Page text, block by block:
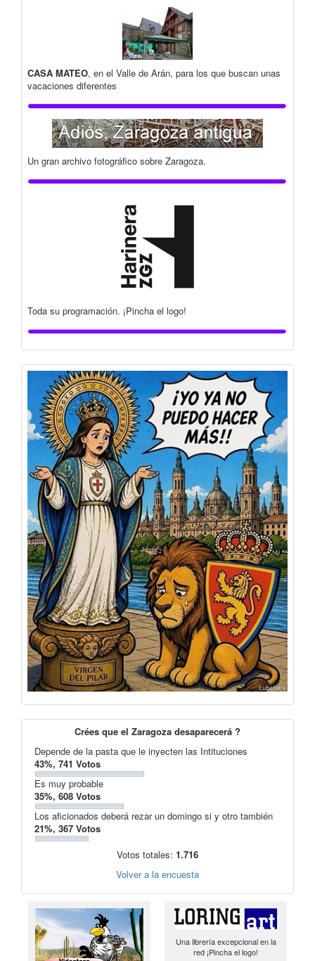
CASA MATEO, en el Valle de Arán, para los que buscan unas
vacaciones diferentes
Un gran archivo fotográfico sobre Zaragoza.
Toda su programación. ¡Pincha el logo!
Crées que el Zaragoza desaparecerá ?
Depende de la pasta que le inyecten las Intituciones
43%, 741 Votos
Es muy probable
35%, 608 Votos
Los aficionados deberá rezar un domingo si y otro también
21%, 367 Votos
Votos totales: 1.716
Volver a la encuesta
Una librería excepcional en la
red ¡Pincha el logo!